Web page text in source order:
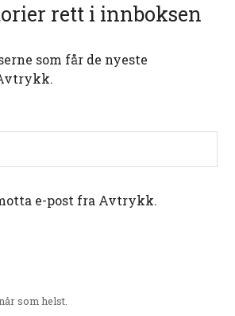
rett i innboksen
som får de nyeste
e-post fra Avtrykk.
som helst.